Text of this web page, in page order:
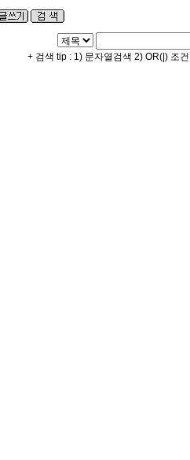
+ 검색 tip : 1) 문자열검색 2) OR(|) 조